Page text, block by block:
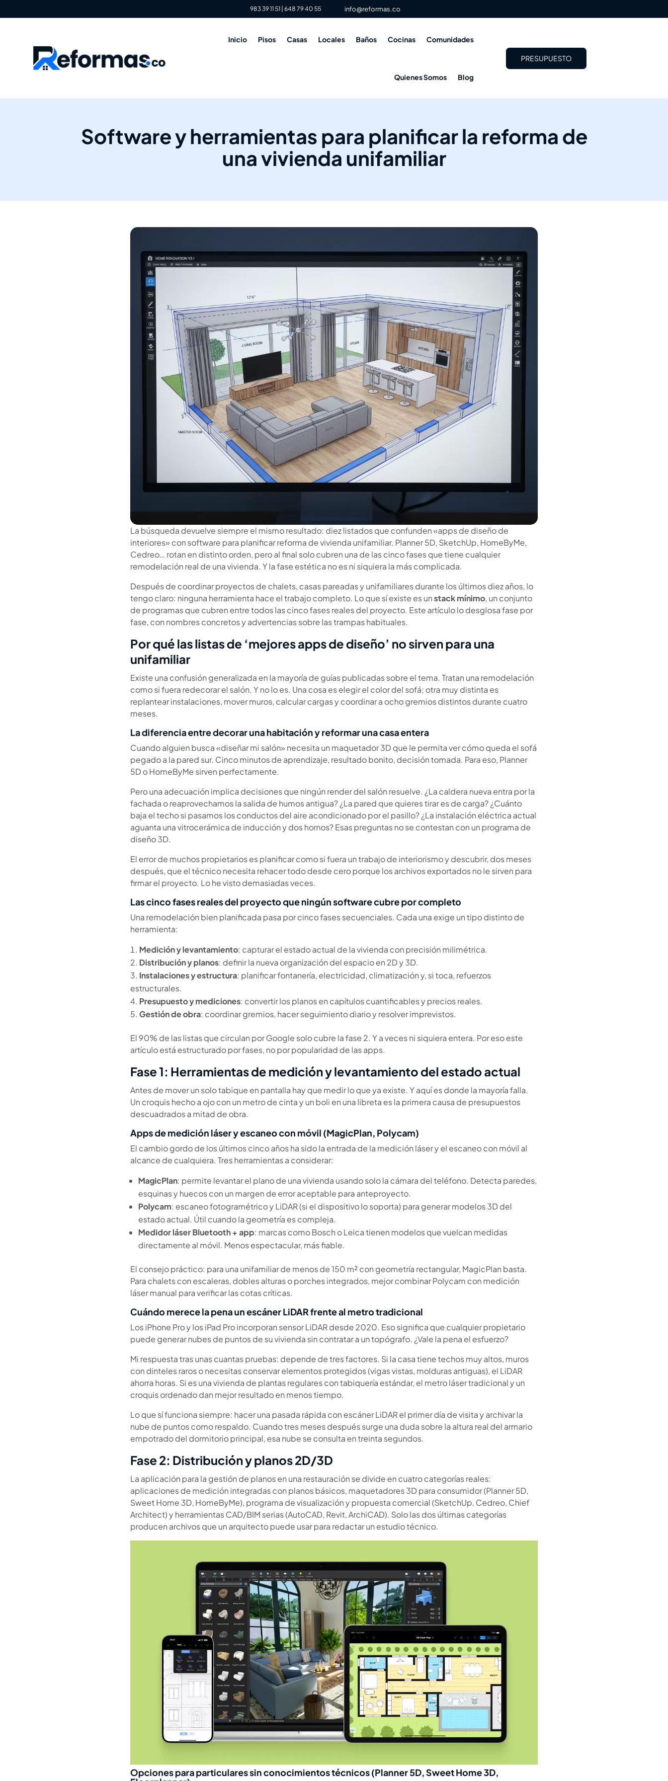
983 39 11 51| 648 79 40 55 info@reformas.co
Inicio Pisos Casas Locales Baños Cocinas Comunidades
Quienes Somos Blog
PRESUPUESTO
Software y herramientas para planificar la reforma de
una vivienda unifamiliar
La búsqueda devuelve siempre el mismo resultado: diez listados que confunden «apps de diseño de
interiores» con software para planificar reforma de vivienda unifamiliar. Planner 5D, SketchUp, HomeByMe,
Cedreo… rotan en distinto orden, pero al final solo cubren una de las cinco fases que tiene cualquier
remodelación real de una vivienda. Y la fase estética no es ni siquiera la más complicada.
Después de coordinar proyectos de chalets, casas pareadas y unifamiliares durante los últimos diez años, lo
tengo claro: ninguna herramienta hace el trabajo completo. Lo que sí existe es unstack mínimo, un conjunto
de programas que cubren entre todos las cinco fases reales del proyecto. Este artículo lo desglosa fase por
fase, con nombres concretos y advertencias sobre las trampas habituales.
Por qué las listas de ‘mejores apps de diseño’ no sirven para una
unifamiliar
Existe una confusión generalizada en la mayoría de guías publicadas sobre el tema. Tratan una remodelación
como si fuera redecorar el salón. Y no lo es. Una cosa es elegir el color del sofá; otra muy distinta es
replantear instalaciones, mover muros, calcular cargas y coordinar a ocho gremios distintos durante cuatro
meses.
La diferencia entre decorar una habitación y reformar una casa entera
Cuando alguien busca «diseñar mi salón» necesita un maquetador 3D que le permita ver cómo queda el sofá
pegado a la pared sur. Cinco minutos de aprendizaje, resultado bonito, decisión tomada. Para eso, Planner
5D o HomeByMe sirven perfectamente.
Pero una adecuación implica decisiones que ningún render del salón resuelve. ¿La caldera nueva entra por la
fachada o reaprovechamos la salida de humos antigua? ¿La pared que quieres tirar es de carga? ¿Cuánto
baja el techo si pasamos los conductos del aire acondicionado por el pasillo? ¿La instalación eléctrica actual
aguanta una vitrocerámica de inducción y dos hornos? Esas preguntas no se contestan con un programa de
diseño 3D.
El error de muchos propietarios es planificar como si fuera un trabajo de interiorismo y descubrir, dos meses
después, que el técnico necesita rehacer todo desde cero porque los archivos exportados no le sirven para
firmar el proyecto. Lo he visto demasiadas veces.
Las cinco fases reales del proyecto que ningún software cubre por completo
Una remodelación bien planificada pasa por cinco fases secuenciales. Cada una exige un tipo distinto de
herramienta:
Medición y levantamiento: capturar el estado actual de la vivienda con precisión milimétrica.
Distribución y planos: definir la nueva organización del espacio en 2D y 3D.
Instalaciones y estructura: planificar fontanería, electricidad, climatización y, si toca, refuerzos
estructurales.
Presupuesto y mediciones: convertir los planos en capítulos cuantificables y precios reales.
Gestión de obra: coordinar gremios, hacer seguimiento diario y resolver imprevistos.
El 90% de las listas que circulan por Google solo cubre la fase 2. Y a veces ni siquiera entera. Por eso este
artículo está estructurado por fases, no por popularidad de las apps.
Fase 1: Herramientas de medición y levantamiento del estado actual
Antes de mover un solo tabique en pantalla hay que medir lo que ya existe. Y aquí es donde la mayoría falla.
Un croquis hecho a ojo con un metro de cinta y un boli en una libreta es la primera causa de presupuestos
descuadrados a mitad de obra.
Apps de medición láser y escaneo con móvil (MagicPlan, Polycam)
El cambio gordo de los últimos cinco años ha sido la entrada de la medición láser y el escaneo con móvil al
alcance de cualquiera. Tres herramientas a considerar:
MagicPlan: permite levantar el plano de una vivienda usando solo la cámara del teléfono. Detecta paredes,
esquinas y huecos con un margen de error aceptable para anteproyecto.
Polycam: escaneo fotogramétrico y LiDAR (si el dispositivo lo soporta) para generar modelos 3D del
estado actual. Útil cuando la geometría es compleja.
Medidor láser Bluetooth + app: marcas como Bosch o Leica tienen modelos que vuelcan medidas
directamente al móvil. Menos espectacular, más fiable.
El consejo práctico: para una unifamiliar de menos de 150 m² con geometría rectangular, MagicPlan basta.
Para chalets con escaleras, dobles alturas o porches integrados, mejor combinar Polycam con medición
láser manual para verificar las cotas críticas.
Cuándo merece la pena un escáner LiDAR frente al metro tradicional
Los iPhone Pro y los iPad Pro incorporan sensor LiDAR desde 2020. Eso significa que cualquier propietario
puede generar nubes de puntos de su vivienda sin contratar a un topógrafo. ¿Vale la pena el esfuerzo?
Mi respuesta tras unas cuantas pruebas: depende de tres factores. Si la casa tiene techos muy altos, muros
con dinteles raros o necesitas conservar elementos protegidos (vigas vistas, molduras antiguas), el LiDAR
ahorra horas. Si es una vivienda de plantas regulares con tabiquería estándar, el metro láser tradicional y un
croquis ordenado dan mejor resultado en menos tiempo.
Lo que sí funciona siempre: hacer una pasada rápida con escáner LiDAR el primer día de visita y archivar la
nube de puntos como respaldo. Cuando tres meses después surge una duda sobre la altura real del armario
empotrado del dormitorio principal, esa nube se consulta en treinta segundos.
Fase 2: Distribución y planos 2D/3D
La aplicación para la gestión de planos en una restauración se divide en cuatro categorías reales:
aplicaciones de medición integradas con planos básicos, maquetadores 3D para consumidor (Planner 5D,
Sweet Home 3D, HomeByMe), programa de visualización y propuesta comercial (SketchUp, Cedreo, Chief
Architect) y herramientas CAD/BIM serias (AutoCAD, Revit, ArchiCAD). Solo las dos últimas categorías
producen archivos que un arquitecto puede usar para redactar un estudio técnico.
Opciones para particulares sin conocimientos técnicos (Planner 5D, Sweet Home 3D,